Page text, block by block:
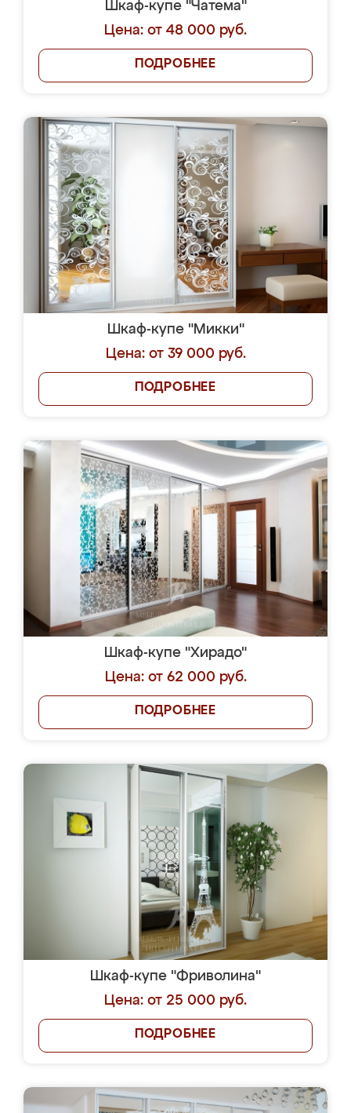
Шкаф-купе "Чатема"
Цена: от 48 000 руб.
ПОДРОБНЕЕ
Шкаф-купе "Микки"
Цена: от 39 000 руб.
ПОДРОБНЕЕ
Шкаф-купе "Хирадо"
Цена: от 62 000 руб.
ПОДРОБНЕЕ
Шкаф-купе "Фриволина"
Цена: от 25 000 руб.
ПОДРОБНЕЕ